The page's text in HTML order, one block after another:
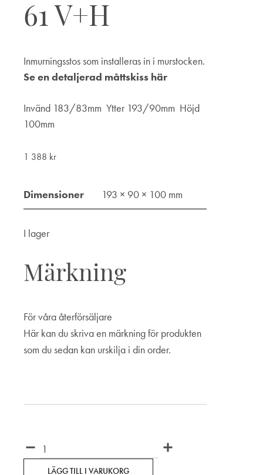
61 V+H
Inmurningsstos som installeras in i murstocken.
Se en detaljerad måttskiss här
Invänd 183/83mm Ytter 193/90mm Höjd
100mm
1 388 kr
Dimensioner 193 × 90 × 100 mm
I lager
Märkning
För våra återförsäljare
Här kan du skriva en märkning för produkten
som du sedan kan urskilja i din order.
Antal
LÄGG TILL I VARUKORG